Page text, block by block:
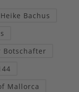
Bachus
Botschafter
Mallorca